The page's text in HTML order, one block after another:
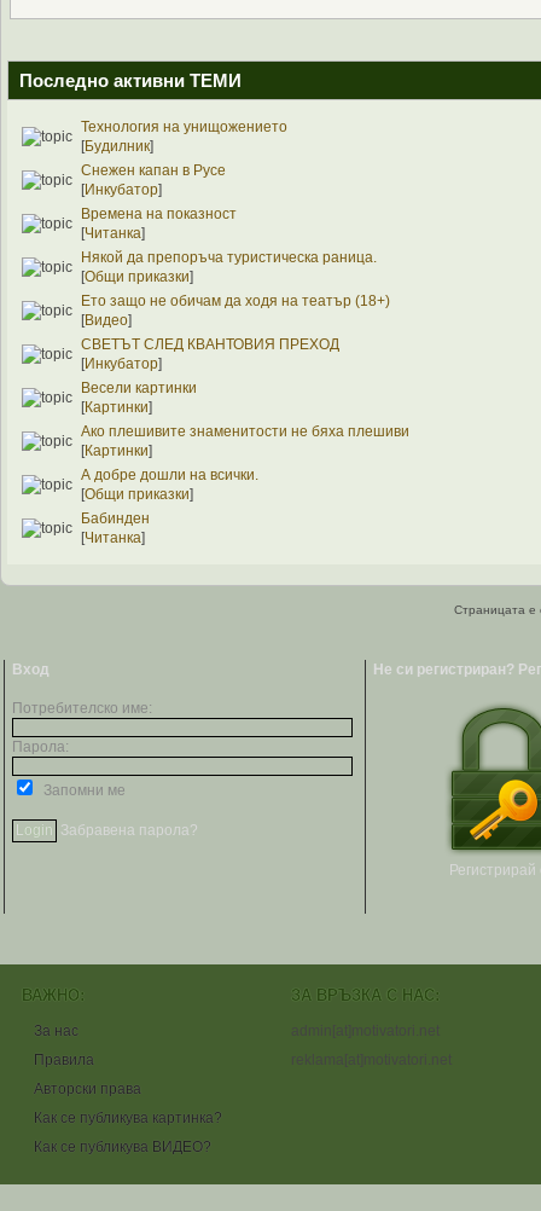
Последно активни ТЕМИ
Технология на унищожението
[Будилник]
Снежен капан в Русе
[Инкубатор]
Времена на показност
[Читанка]
Някой да препоръча туристическа раница.
[Общи приказки]
Ето защо не обичам да ходя на театър (18+)
[Видео]
СВЕТЪТ СЛЕД КВАНТОВИЯ ПРЕХОД
[Инкубатор]
Весели картинки
[Картинки]
Ако плешивите знаменитости не бяха плешиви
[Картинки]
А добре дошли на всички.
[Общи приказки]
Бабинден
[Читанка]
Страницата е
Вход
Потребителско име:
Парола:
Запомни ме
Забравена парола?
Не си регистриран?
Регистрирай
ВАЖНО:
За нас
Правила
Авторски права
Как се публикува картинка?
Как се публикува ВИДЕО?
ЗА ВРЪЗКА С НАС:
admin[at]motivatori.net
reklama[at]motivatori.net